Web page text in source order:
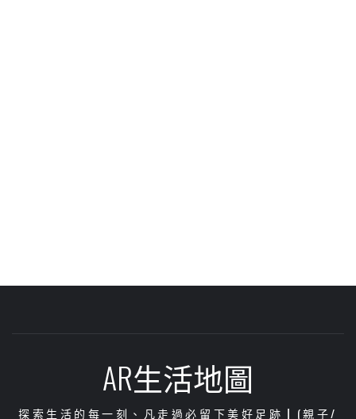
AR生活地圖
探索生活的每一刻、凡走過必留下美好足跡┃(親子/